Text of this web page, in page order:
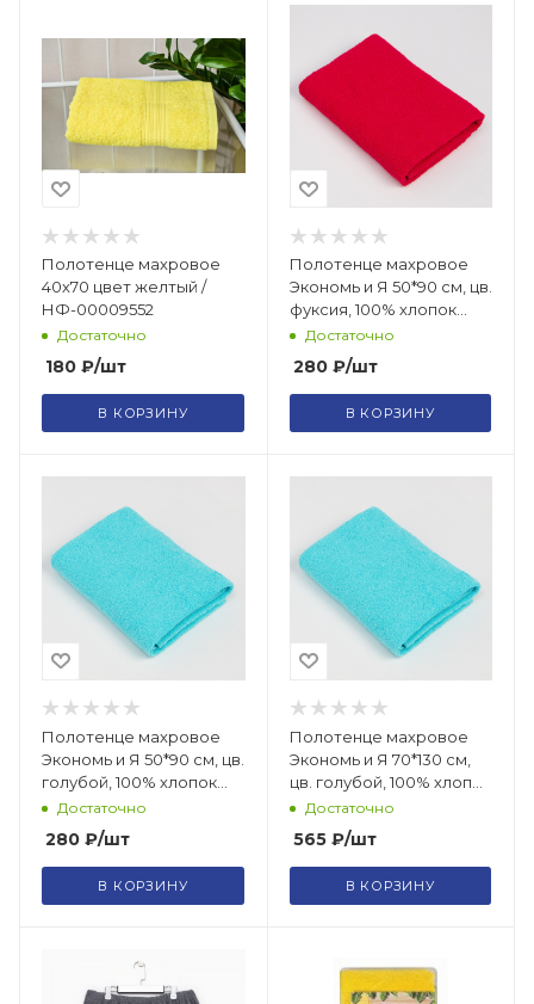
Полотенце махровое
40х70 цвет желтый /
НФ-00009552
Достаточно
180 ₽/шт
В КОРЗИНУ
Полотенце махровое
Экономь и Я 50*90 см, цв.
фуксия, 100% хлопок
/9272995
Достаточно
280₽/шт
В КОРЗИНУ
Полотенце махровое
Экономь и Я 50*90 см, цв.
голубой, 100% хлопок
/9272991
Достаточно
280 ₽/шт
В КОРЗИНУ
Полотенце махровое
Экономь и Я 70*130 см,
цв. голубой, 100% хлопок
/9272980
Достаточно
565₽/шт
В КОРЗИНУ